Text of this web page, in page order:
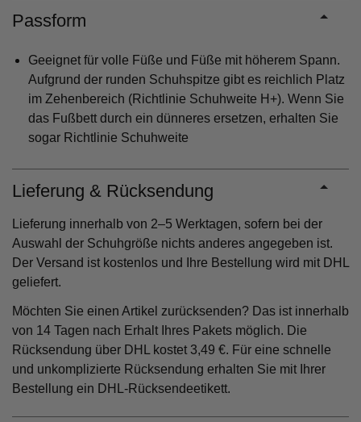
Passform
Geeignet für volle Füße und Füße mit höherem Spann.
Aufgrund der runden Schuhspitze gibt es reichlich Platz
im Zehenbereich (Richtlinie Schuhweite H+). Wenn Sie
das Fußbett durch ein dünneres ersetzen, erhalten Sie
sogar Richtlinie Schuhweite
Lieferung & Rücksendung
Lieferung innerhalb von 2–5 Werktagen, sofern bei der
Auswahl der Schuhgröße nichts anderes angegeben ist.
Der Versand ist kostenlos und Ihre Bestellung wird mit DHL
geliefert.
Möchten Sie einen Artikel zurücksenden? Das ist innerhalb
von 14 Tagen nach Erhalt Ihres Pakets möglich. Die
Rücksendung über DHL kostet 3,49 €. Für eine schnelle
und unkomplizierte Rücksendung erhalten Sie mit Ihrer
Bestellung ein DHL-Rücksendeetikett.